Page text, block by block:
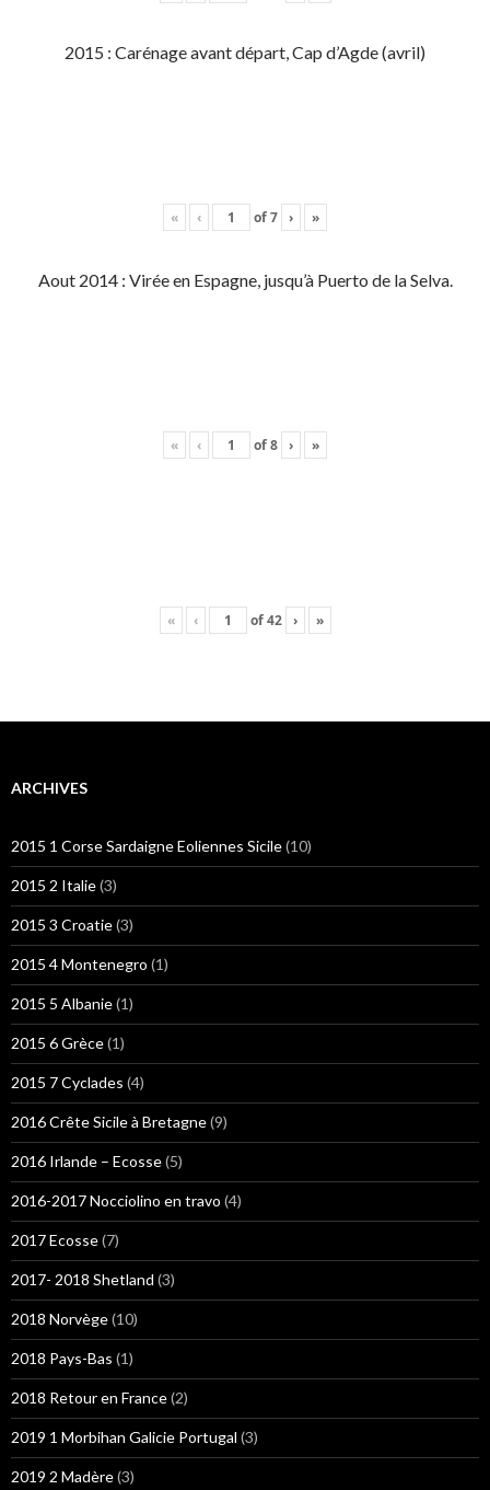
2015 : Carénage avant départ, Cap d’Agde (avril)
« ‹ of7 › »
Aout 2014 : Virée en Espagne, jusqu’à Puerto de la Selva.
« ‹ of8 › »
« ‹ of42 › »
ARCHIVES
2015 1 Corse Sardaigne Eoliennes Sicile(10)
2015 2 Italie(3)
2015 3 Croatie(3)
2015 4 Montenegro (1)
2015 5 Albanie(1)
2015 6 Grèce(1)
2015 7 Cyclades (4)
2016 Crête Sicile à Bretagne(9)
2016 Irlande – Ecosse(5)
2016-2017 Nocciolino en travo (4)
2017 Ecosse(7)
2017- 2018 Shetland (3)
2018 Norvège(10)
2018 Pays-Bas (1)
2018 Retour en France(2)
2019 1 Morbihan Galicie Portugal (3)
2019 2 Madère(3)